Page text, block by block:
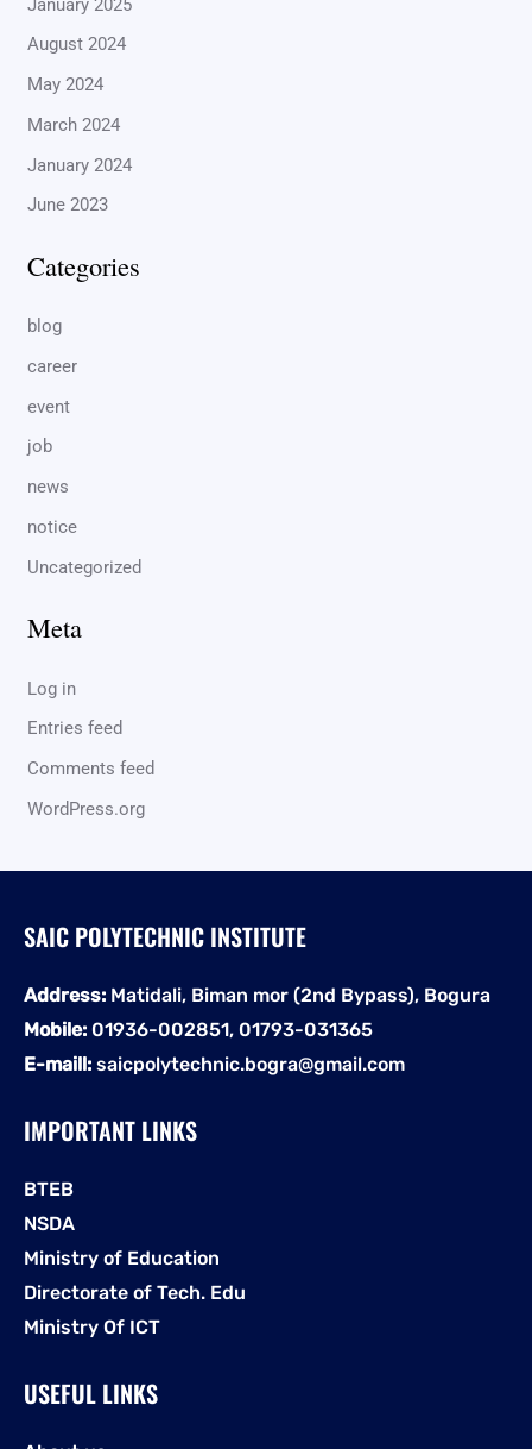
August 2024
May 2024
March 2024
January 2024
June 2023
Categories
blog
career
event
job
news
notice
Uncategorized
Meta
Log in
Entries feed
Comments feed
WordPress.org
SAIC POLYTECHNIC INSTITUTE
Address: Matidali, Biman mor (2nd Bypass), Bogura
Mobile: 01936-002851, 01793-031365
E-maill: saicpolytechnic.bogra@gmail.com
IMPORTANT LINKS
BTEB
NSDA
Ministry of Education
Directorate of Tech. Edu
Ministry Of ICT
USEFUL LINKS